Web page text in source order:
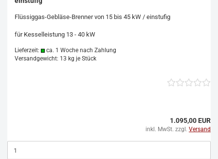
Flüssiggas-Gebläse-Brenner von 15 bis 45 kW / einstufig
für Kesselleistung 13 - 40 kW
Lieferzeit:
ca. 1 Woche nach Zahlung
Versandgewicht: 13 kg je Stück
1.095,00 EUR
inkl. MwSt. zzgl. Versand